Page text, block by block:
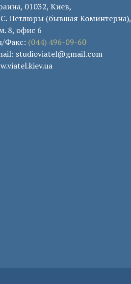
01032, Киев,
С. Петлюры (бывшая Коминтерна),
8, офис 6
Факс: (044) 496-09-60
studioviatel@gmail.com